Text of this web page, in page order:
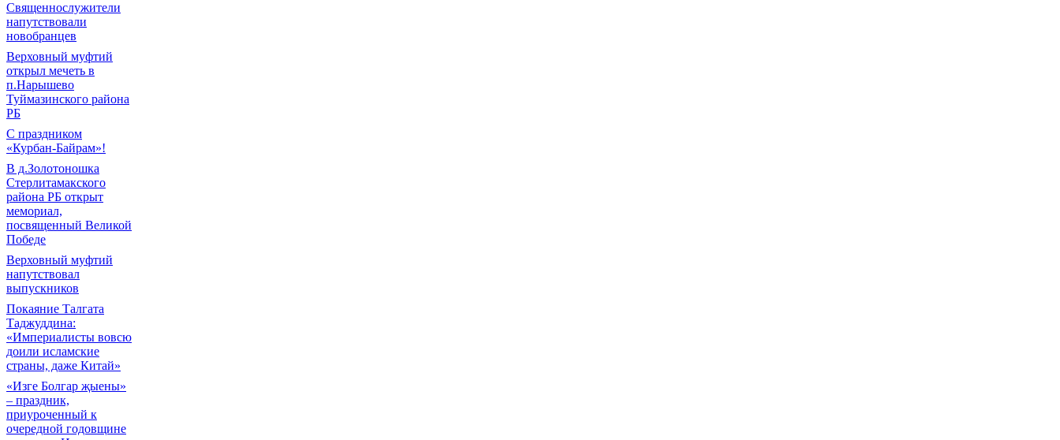
Священнослужители
напутствовали
новобранцев
Верховный муфтий
открыл мечеть в
п.Нарышево
Туймазинского района
РБ
С праздником
«Курбан-Байрам»!
В д.Золотоношка
Стерлитамакского
района РБ открыт
мемориал,
посвященный Великой
Победе
Верховный муфтий
напутствовал
выпускников
Покаяние Талгата
Таджуддина:
«Империалисты вовсю
доили исламские
страны, даже Китай»
«Изге Болгар җыены»
– праздник,
приуроченный к
очередной годовщине